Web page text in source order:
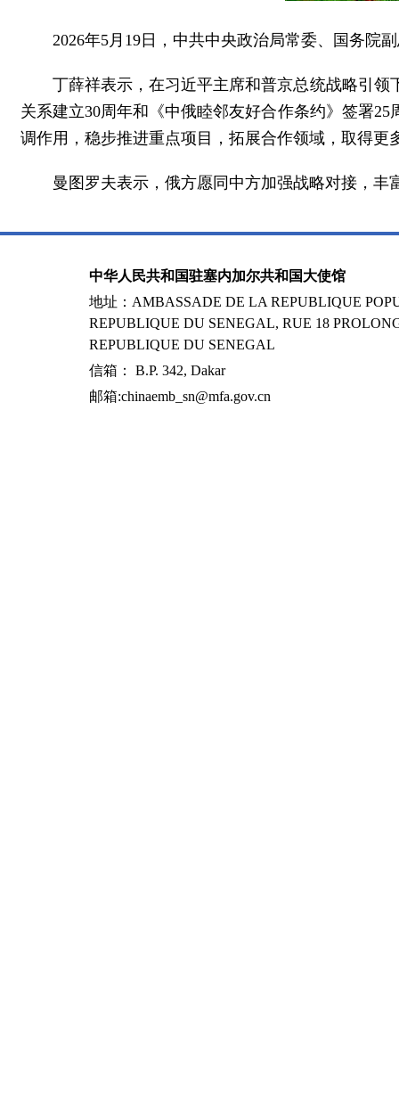
2026年5月19日，中共中央政治局常委、国务院
丁薛祥表示，在习近平主席和普京总统战略引
关系建立30周年和《中俄睦邻友好合作条约》签署
调作用，稳步推进重点项目，拓展合作领域，取得
曼图罗夫表示，俄方愿同中方加强战略对接，
中华人民共和国驻塞内加尔共和国大使馆
地址：AMBASSADE DE LA REPUBLIQUE
REPUBLIQUE DU SENEGAL, RUE 18
REPUBLIQUE DU SENEGAL
信箱： B.P. 342, Dakar
邮箱:chinaemb_sn@mfa.gov.cn